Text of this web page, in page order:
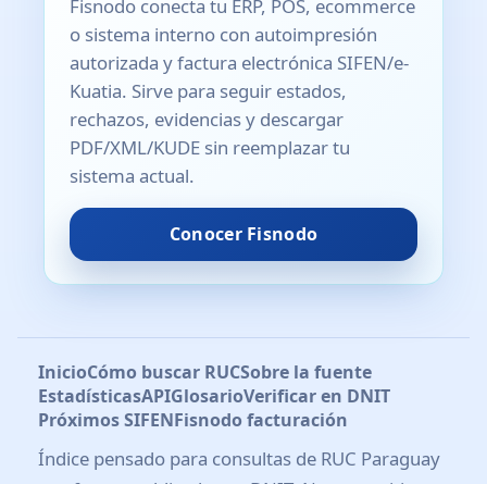
Fisnodo conecta tu ERP, POS, ecommerce
o sistema interno con autoimpresión
autorizada y factura electrónica SIFEN/e-
Kuatia. Sirve para seguir estados,
rechazos, evidencias y descargar
PDF/XML/KUDE sin reemplazar tu
sistema actual.
Conocer Fisnodo
InicioCómo buscar RUCSobre la fuente
EstadísticasAPIGlosarioVerificar en DNIT
Próximos SIFENFisnodo facturación
Índice pensado para consultas de RUC Paraguay